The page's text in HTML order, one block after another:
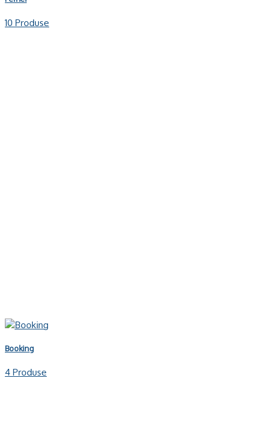
10 Produse
Booking
4 Produse